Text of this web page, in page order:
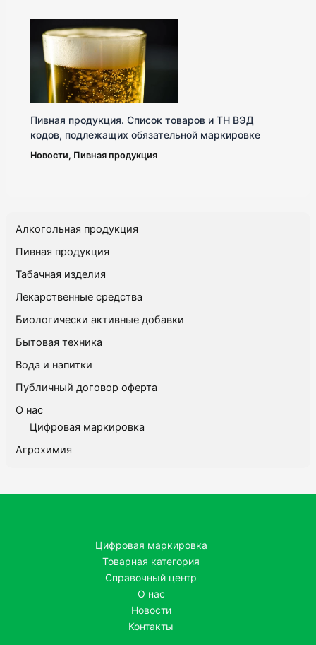
Пивная продукция. Список товаров и ТН ВЭД
кодов, подлежащих обязательной маркировке
Новости, Пивная продукция
Алкогольная продукция
Пивная продукция
Табачная изделия
Лекарственные средства
Биологически активные добавки
Бытовая техника
Вода и напитки
Публичный договор оферта
О нас
Цифровая маркировка
Агрохимия
Цифровая маркировка
Товарная категория
Справочный центр
О нас
Новости
Контакты